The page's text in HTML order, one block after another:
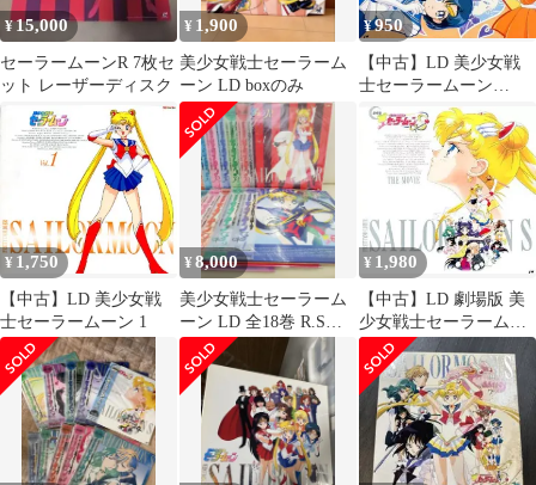
¥15,000
セーラームーンR 7枚セ
ット レーザーディスク
¥ 1,900
美少女戦士セーラーム
ーン LD boxのみ
¥950
【中古】LD 美少女戦
士セーラームーン
SuperS Vol.4
¥ 1,750
【中古】LD 美少女戦
士セーラームーン 1
¥8,000
美少女戦士セーラーム
ーン LD 全18巻 R.Sシ
リーズ
¥ 1,980
【中古】LD 劇場版 美
少女戦士セーラームー
ンS(’94東映)